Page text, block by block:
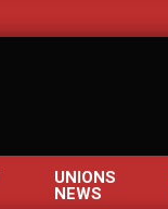
UNIONS
NEWS